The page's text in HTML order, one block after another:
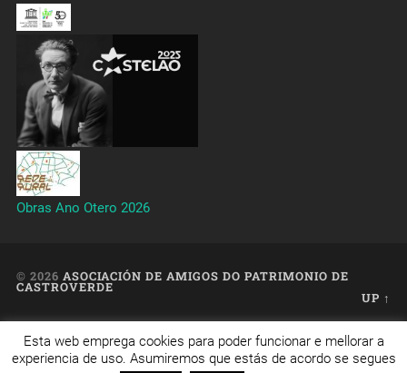
Obras Ano Otero 2026
© 2026 ASOCIACIÓN DE AMIGOS DO PATRIMONIO DE
CASTROVERDE
UP ↑
Web creada, aloxada e mantida por Café Dixital SL - 2026.
Visítanos en
https://cafedixital.comou ponte en contacto
Esta web emprega cookies para poder funcionar e mellorar a
experiencia de uso. Asumiremos que estás de acordo se segues